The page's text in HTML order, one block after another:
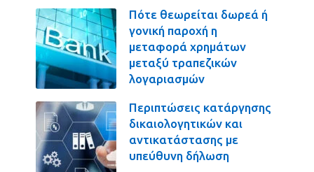
Πότε θεωρείται δωρεά ή
γονική παροχή η
μεταφορά χρημάτων
μεταξύ τραπεζικών
λογαριασμών
Περιπτώσεις κατάργησης
δικαιολογητικών και
αντικατάστασης με
υπεύθυνη δήλωση